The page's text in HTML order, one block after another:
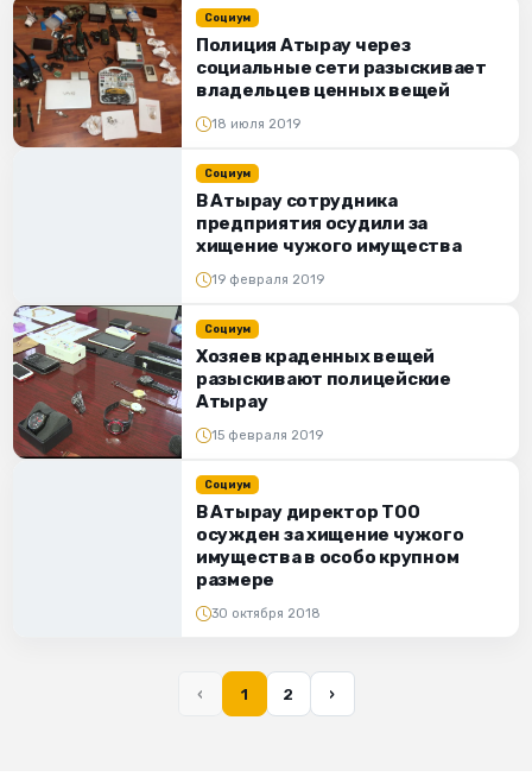
Социум
Полиция Атырау через
социальные сети разыскивает
владельцев ценных вещей
18 июля 2019
Социум
В Атырау сотрудника
предприятия осудили за
хищение чужого имущества
19 февраля 2019
Социум
Хозяев краденных вещей
разыскивают полицейские
Атырау
15 февраля 2019
Социум
В Атырау директор ТОО
осужден за хищение чужого
имущества в особо крупном
размере
30 октября 2018
‹ 1 2 ›